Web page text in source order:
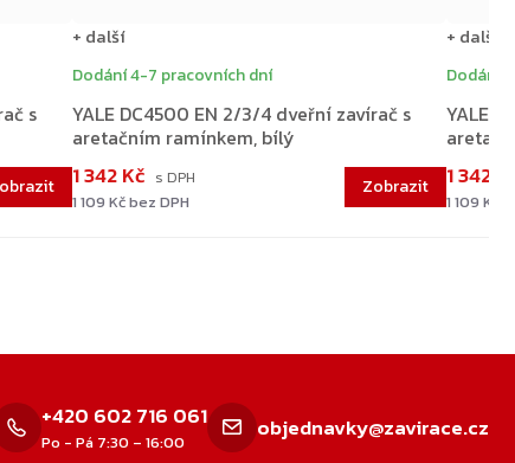
s
YALE DC4500 EN 2/3/4 dveřní zavírač s
aretačním ramínkem, bílý
Dodání 4-7 pracovních dní
1 109 Kč bez DPH
1 342 Kč
+ další
YALE
Dodání
1 109 Kč
1 342
+ další
+420 602 716 061
Po - Pá 7:30 – 16:00 objednavky@zavirace.cz